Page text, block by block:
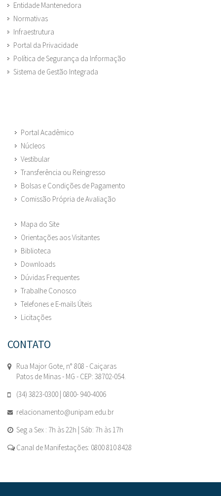
Entidade Mantenedora
Normativas
Infraestrutura
Portal da Privacidade
Política de Segurança da Informação
Sistema de Gestão Integrada
Portal Acadêmico
Núcleos
Vestibular
Transferência ou Reingresso
Bolsas e Condições de Pagamento
Comissão Própria de Avaliação
Mapa do Site
Orientações aos Visitantes
Biblioteca
Downloads
Dúvidas Frequentes
Trabalhe Conosco
Telefones e E-mails Úteis
Licitações
CONTATO
Rua Major Gote, n° 808 - Caiçaras
Patos de Minas - MG - CEP: 38702-054.
(34) 3823-0300 | 0800- 940-4006
relacionamento@unipam.edu.br
Seg a Sex : 7h às 22h | Sáb: 7h às 17h
Canal de Manifestações: 0800 810 8428